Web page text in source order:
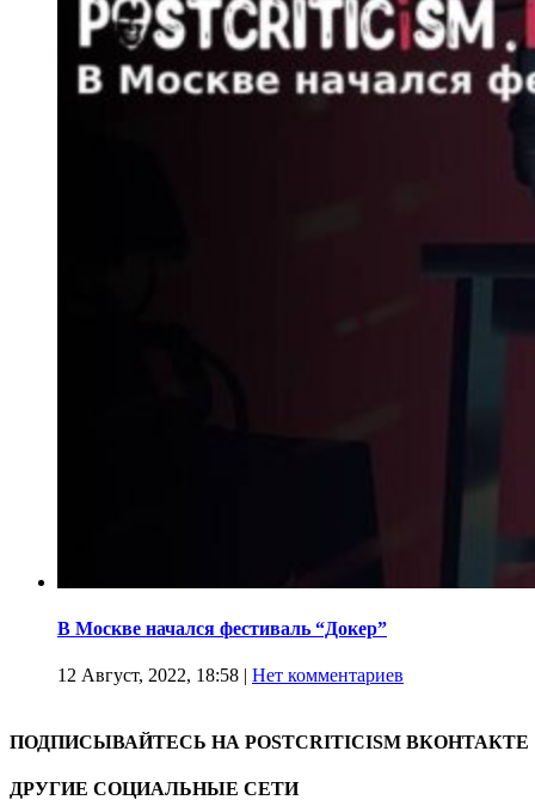
В Москве начался фестиваль “Докер”
12 Август, 2022, 18:58 | Нет комментариев
ПОДПИСЫВАЙТЕСЬ НА POSTCRITICISM ВКОНТАКТЕ
ДРУГИЕ СОЦИАЛЬНЫЕ СЕТИ